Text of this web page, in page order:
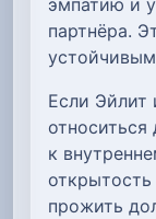
эмпатию и
партнёра.
Если Эйлит
относиться
к
прожить